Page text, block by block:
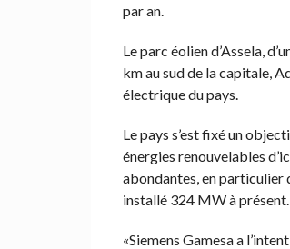
par an.
Le parc éolien d’Assela,
km au sud de la capitale,
électrique du pays.
Le pays s’est fixé un
énergies renouvelables
abondantes, en particulier
installé 324 MW à présent.
«Siemens Gamesa a